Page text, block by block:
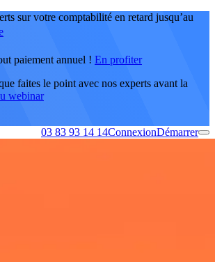
sur votre comptabilité en retard jusqu’au
paiement annuel ! En profiter
faites le point avec nos experts avant la
webinar
03 83 93 14 14ConnexionDémarrer